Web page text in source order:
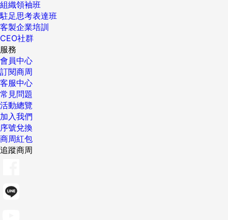
組織領袖班
駐足思考表達班
客製企業培訓
CEO社群
服務
會員中心
訂閱商周
客服中心
常見問題
活動總覽
加入我們
序號兌換
商周紅包
追蹤商周